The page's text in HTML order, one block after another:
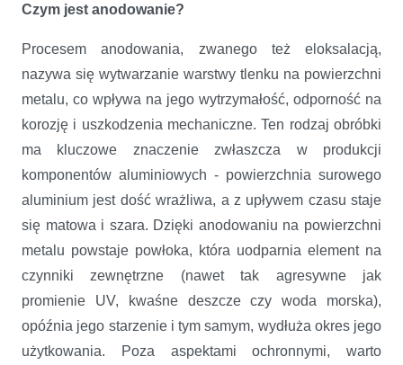
Czym jest anodowanie?
Procesem anodowania, zwanego też eloksalacją,
nazywa się wytwarzanie warstwy tlenku na powierzchni
metalu, co wpływa na jego wytrzymałość, odporność na
korozję i uszkodzenia mechaniczne. Ten rodzaj obróbki
ma kluczowe znaczenie zwłaszcza w produkcji
komponentów aluminiowych - powierzchnia surowego
aluminium jest dość wrażliwa, a z upływem czasu staje
się matowa i szara. Dzięki anodowaniu na powierzchni
metalu powstaje powłoka, która uodparnia element na
czynniki zewnętrzne (nawet tak agresywne jak
promienie UV, kwaśne deszcze czy woda morska),
opóźnia jego starzenie i tym samym, wydłuża okres jego
użytkowania. Poza aspektami ochronnymi, warto